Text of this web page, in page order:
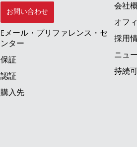
お問い合わせ
Eメール・プリファレンス・セ
ンター
保証
認証
購入先
会社
オフ
採用
ニュ
持続